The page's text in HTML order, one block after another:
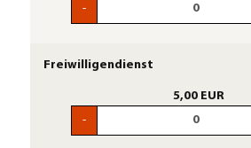
-
Freiwilligendienst
5,00 EUR
-